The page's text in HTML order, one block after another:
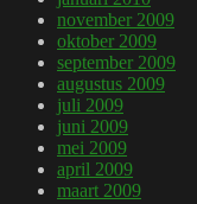
november 2009
oktober 2009
september 2009
augustus 2009
juli 2009
juni 2009
mei 2009
april 2009
maart 2009